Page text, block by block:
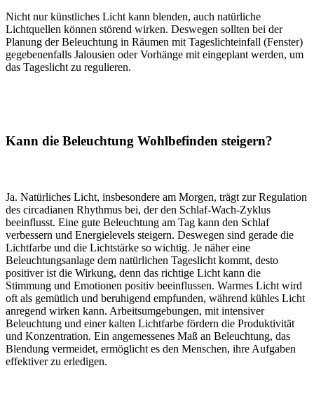
Nicht nur künstliches Licht kann blenden, auch natürliche
Lichtquellen können störend wirken. Deswegen sollten bei der
Planung der Beleuchtung in Räumen mit Tageslichteinfall (Fenster)
gegebenenfalls Jalousien oder Vorhänge mit eingeplant werden, um
das Tageslicht zu regulieren.
Kann die Beleuchtung Wohlbefinden steigern?
Ja. Natürliches Licht, insbesondere am Morgen, trägt zur Regulation
des circadianen Rhythmus bei, der den Schlaf-Wach-Zyklus
beeinflusst. Eine gute Beleuchtung am Tag kann den Schlaf
verbessern und Energielevels steigern. Deswegen sind gerade die
Lichtfarbe und die Lichtstärke so wichtig. Je näher eine
Beleuchtungsanlage dem natürlichen Tageslicht kommt, desto
positiver ist die Wirkung, denn das richtige Licht kann die
Stimmung und Emotionen positiv beeinflussen. Warmes Licht wird
oft als gemütlich und beruhigend empfunden, während kühles Licht
anregend wirken kann. Arbeitsumgebungen, mit intensiver
Beleuchtung und einer kalten Lichtfarbe fördern die Produktivität
und Konzentration. Ein angemessenes Maß an Beleuchtung, das
Blendung vermeidet, ermöglicht es den Menschen, ihre Aufgaben
effektiver zu erledigen.